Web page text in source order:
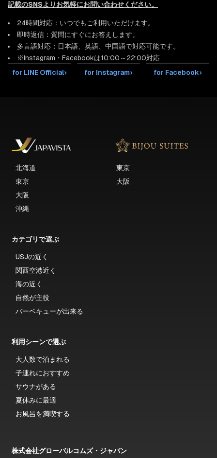
記載のSNSよりお気軽にお問い合わせください。
24時間対応：いつでもご利用いただけます。
即時返信：質問にすぐにお答えします。
多言語対応：日本語、英語、中国語で対応可能です。
※Instagram・Facebookは10:00～22:00対応
for LINE Official› for Instagram› for Facebook›
北海道
東京
大阪
沖縄
東京
大阪
カテゴリで選ぶ
USJの近く
関西空港近く
海の近く
自然が主役
バーベキューが出来る
利用シーンで選ぶ
大人数で泊まれる
子連れにおすすめ
サウナがある
夏休みに最適
お風呂を満喫する
株式会社グローバルコムズ・ジャパン